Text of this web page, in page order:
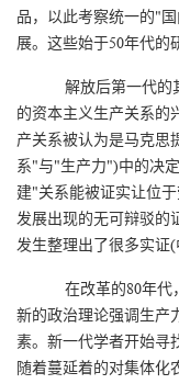
品，以此考察统一的"
展。这些始于50年代的
解放后第一代的
的资本主义生产关系的
产关系被认为是马克思
系"与"生产力")中的决
建"关系能被证实让位
发展出现的无可辩驳的
发生整理出了很多实证(
在改革的80年代
新的政治理论强调生产
素。新一代学者开始寻
随着蔓延着的对集体化